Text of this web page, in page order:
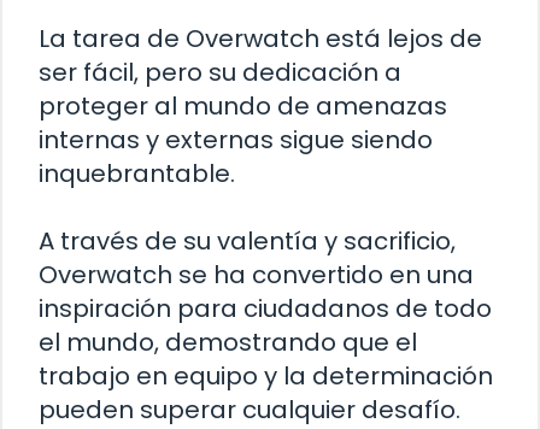
La tarea de Overwatch está lejos de
ser fácil, pero su dedicación a
proteger al mundo de amenazas
internas y externas sigue siendo
inquebrantable.
A través de su valentía y sacrificio,
Overwatch se ha convertido en una
inspiración para ciudadanos de todo
el mundo, demostrando que el
trabajo en equipo y la determinación
pueden superar cualquier desafío.